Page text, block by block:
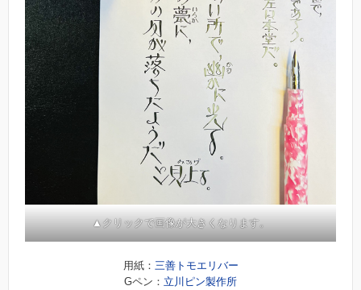
▲クリックで画像が大きくなります。
用紙： 三善トモエリバー
Gペン： 立川ピン製作所